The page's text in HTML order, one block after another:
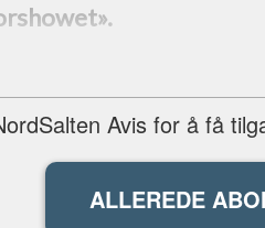
Avis for å få
ALLEREDE